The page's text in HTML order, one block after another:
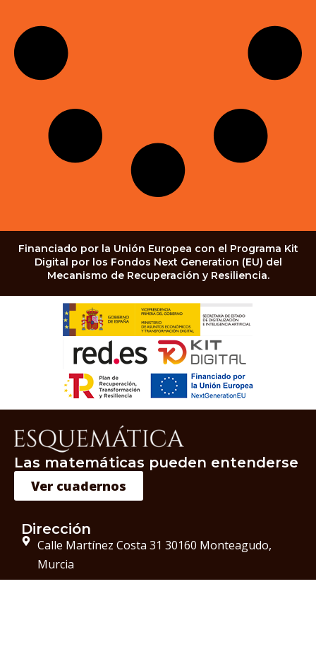
Financiado por la Unión Europea con el Programa Kit
Digital por los Fondos Next Generation (EU) del
Mecanismo de Recuperación y Resiliencia.
Las matemáticas pueden entenderse
Ver cuadernos
Dirección
Calle Martínez Costa 31 30160 Monteagudo,
Murcia